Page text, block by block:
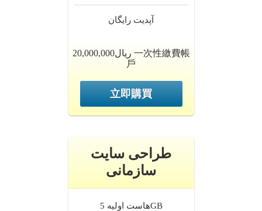
آپدیت رایگان
20,000,000ریال 一次性繳費帳
戶
立即購買
طراحی سایت
سازمانی
هاست اولیه5GB